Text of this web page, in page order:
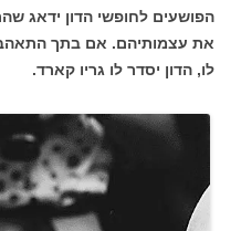
הפושעים לחופשי הדון ידאג
את עצמותיהם. אם בתך
לו, הדון יסדר לו גריו קארד.